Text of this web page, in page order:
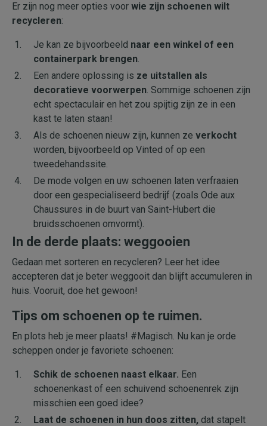
Er zijn nog meer opties voor wie zijn schoenen wilt
recycleren:
Je kan ze bijvoorbeeld naar een winkel of een
containerpark brengen.
Een andere oplossing is ze uitstallen als
decoratieve voorwerpen. Sommige schoenen zijn
echt spectaculair en het zou spijtig zijn ze in een
kast te laten staan!
Als de schoenen nieuw zijn, kunnen ze verkocht
worden, bijvoorbeeld op Vinted of op een
tweedehandssite.
De mode volgen en uw schoenen laten verfraaien
door een gespecialiseerd bedrijf (zoals Ode aux
Chaussures in de buurt van Saint-Hubert die
bruidsschoenen omvormt).
In de derde plaats: weggooien
Gedaan met sorteren en recycleren? Leer het idee
accepteren dat je beter weggooit dan blijft accumuleren in
huis. Vooruit, doe het gewoon!
Tips om schoenen op te ruimen.
En plots heb je meer plaats! #Magisch. Nu kan je orde
scheppen onder je favoriete schoenen:
Schik de schoenen naast elkaar. Een
schoenenkast of een schuivend schoenenrek zijn
misschien een goed idee?
Laat de schoenen in hun doos zitten, dat stapelt